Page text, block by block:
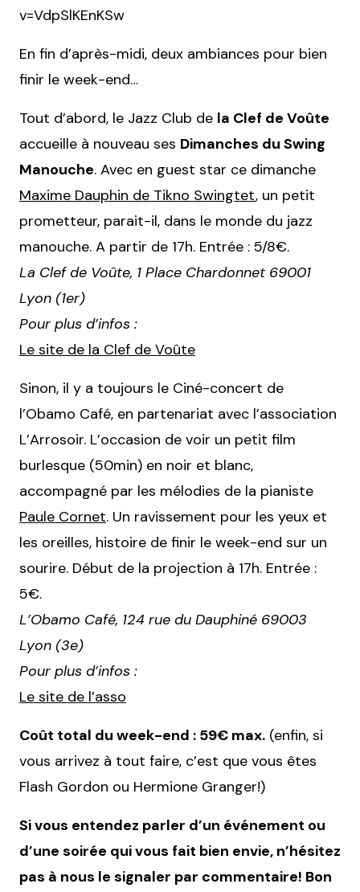
v=VdpSlKEnKSw
En fin d’après-midi, deux ambiances pour bien
finir le week-end…
Tout d’abord, le Jazz Club de la Clef de Voûte
accueille à nouveau ses Dimanches du Swing
Manouche. Avec en guest star ce dimanche
Maxime Dauphin de Tikno Swingtet, un petit
prometteur, parait-il, dans le monde du jazz
manouche. A partir de 17h. Entrée : 5/8€.
La Clef de Voûte, 1 Place Chardonnet 69001
Lyon (1er)
Pour plus d’infos :
Le site de la Clef de Voûte
Sinon, il y a toujours le Ciné-concert de
l’Obamo Café, en partenariat avec l’association
L’Arrosoir. L’occasion de voir un petit film
burlesque (50min) en noir et blanc,
accompagné par les mélodies de la pianiste
Paule Cornet. Un ravissement pour les yeux et
les oreilles, histoire de finir le week-end sur un
sourire. Début de la projection à 17h. Entrée :
5€.
L’Obamo Café, 124 rue du Dauphiné 69003
Lyon (3e)
Pour plus d’infos :
Le site de l’asso
Coût total du week-end : 59€ max. (enfin, si
vous arrivez à tout faire, c’est que vous êtes
Flash Gordon ou Hermione Granger!)
Si vous entendez parler d’un événement ou
d’une soirée qui vous fait bien envie, n’hésitez
pas à nous le signaler par commentaire! Bon